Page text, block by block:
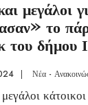
μεγάλοι
το
του δήμου
| Νέα -